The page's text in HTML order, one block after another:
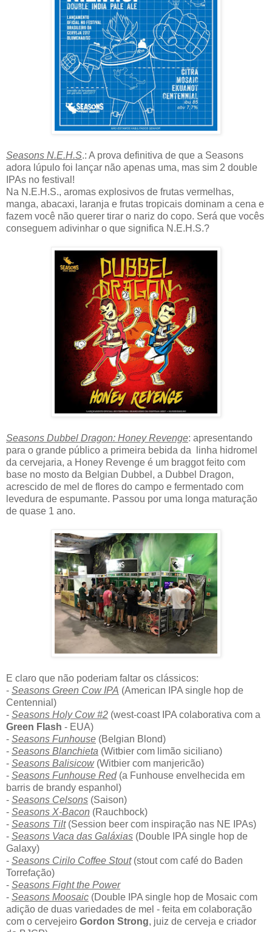
Seasons N.E.H.S.: A prova definitiva de que a Seasons
adora lúpulo foi lançar não apenas uma, mas sim 2 double
IPAs no festival!
Na N.E.H.S., aromas explosivos de frutas vermelhas,
manga, abacaxi, laranja e frutas tropicais dominam a cena e
fazem você não querer tirar o nariz do copo. Será que vocês
conseguem adivinhar o que significa N.E.H.S.?
Seasons Dubbel Dragon: Honey Revenge: apresentando
para o grande público a primeira bebida da linha hidromel
da cervejaria, a Honey Revenge é um braggot feito com
base no mosto da Belgian Dubbel, a Dubbel Dragon,
acrescido de mel de flores do campo e fermentado com
levedura de espumante. Passou por uma longa maturação
de quase 1 ano.
E claro que não poderiam faltar os clássicos:
- Seasons Green Cow IPA (American IPA single hop de
Centennial)
- Seasons Holy Cow #2 (west-coast IPA colaborativa com a
Green Flash - EUA)
- Seasons Funhouse (Belgian Blond)
- Seasons Blanchieta (Witbier com limão siciliano)
- Seasons Balisicow(Witbier com manjericão)
- Seasons Funhouse Red(a Funhouse envelhecida em
barris de brandy espanhol)
- Seasons Celsons (Saison)
- Seasons X-Bacon (Rauchbock)
- Seasons Tilt(Session beer com inspiração nas NE IPAs)
- Seasons Vaca das Galáxias (Double IPA single hop de
Galaxy)
- Seasons Cirilo Coffee Stout(stout com café do Baden
Torrefação)
- Seasons Fight the Power
- Seasons Moosaic (Double IPA single hop de Mosaic com
adição de duas variedades de mel - feita em colaboração
com o cervejeiro Gordon Strong, juiz de cerveja e criador